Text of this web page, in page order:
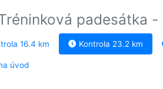
padesátka
16.4 km Kontrola 23.2 km
úvod